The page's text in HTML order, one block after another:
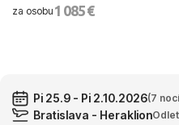
za osobu 1 085 €
Pi 25.9 - Pi 2.10.2026(7
Bratislava - Heraklion